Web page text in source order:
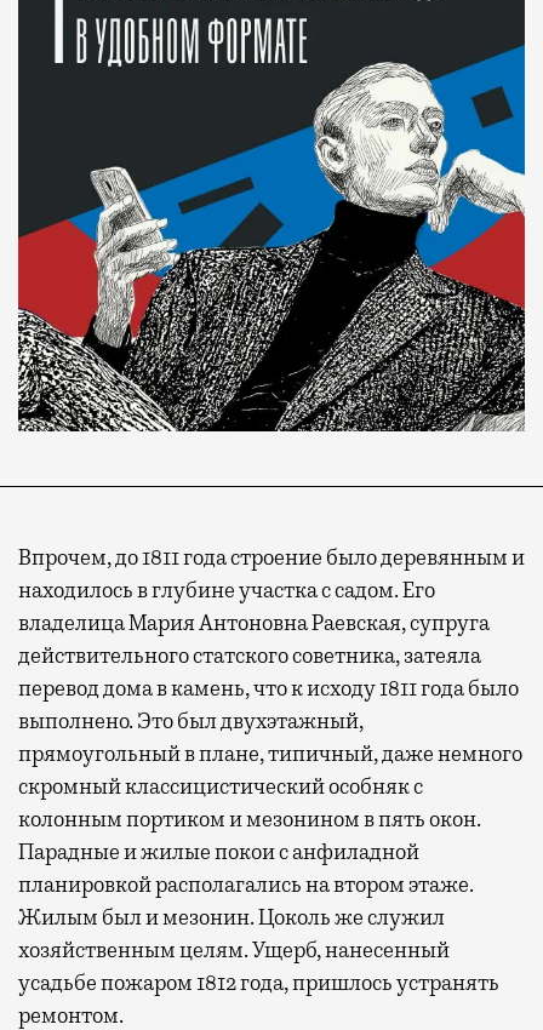
Впрочем, до 1811 года строение было деревянным и
находилось в глубине участка с садом. Его
владелица Мария Антоновна Раевская, супруга
действительного статского советника, затеяла
перевод дома в камень, что к исходу 1811 года было
выполнено. Это был двухэтажный,
прямоугольный в плане, типичный, даже немного
скромный классицистический особняк с
колонным портиком и мезонином в пять окон.
Парадные и жилые покои с анфиладной
планировкой располагались на втором этаже.
Жилым был и мезонин. Цоколь же служил
хозяйственным целям. Ущерб, нанесенный
усадьбе пожаром 1812 года, пришлось устранять
ремонтом.